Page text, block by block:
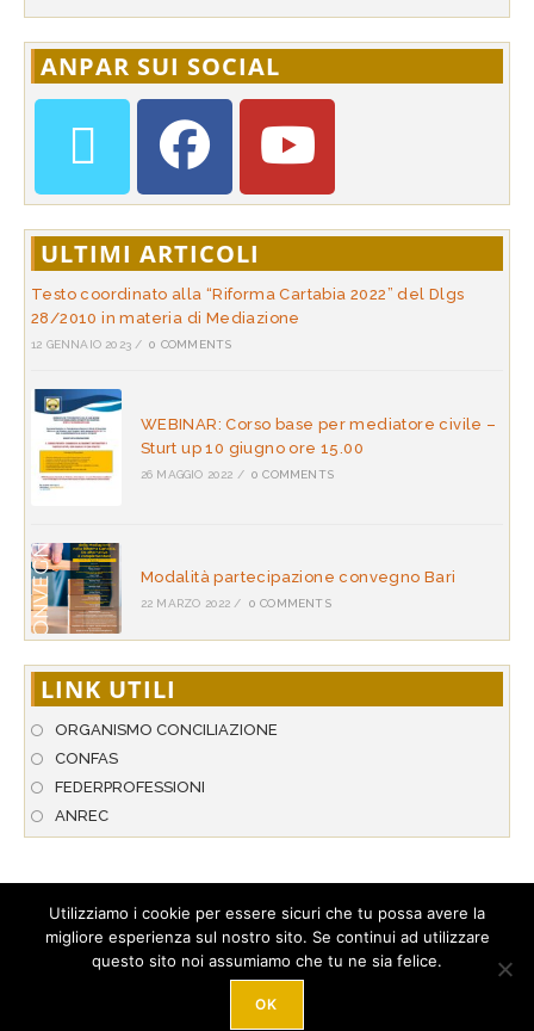
ANPAR SUI SOCIAL
ULTIMI ARTICOLI
Testo coordinato alla “Riforma Cartabia 2022” del Dlgs
28/2010 in materia di Mediazione
12 GENNAIO 2023 / 0 COMMENTS
WEBINAR: Corso base per mediatore civile –
Sturt up 10 giugno ore 15.00
26 MAGGIO 2022 / 0 COMMENTS
Modalità partecipazione convegno Bari
22 MARZO 2022 / 0 COMMENTS
LINK UTILI
ORGANISMO CONCILIAZIONE
CONFAS
FEDERPROFESSIONI
ANREC
© 2026 A.N.P.A.R. - Associazione Nazionale per l’Arbitrato & la
Conciliazione. Tutti i diritti riservati. Hosted byStarNetwork S.r.l
.
Tel. +39 089 274 306 - Loc. Corgiano 20/D - 84080 Pellezzano (SA) -
Utilizziamo i cookie per essere sicuri che tu possa avere la
migliore esperienza sul nostro sito. Se continui ad utilizzare
questo sito noi assumiamo che tu ne sia felice.
OK